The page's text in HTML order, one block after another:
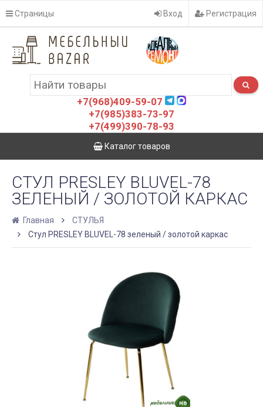
Страницы Вход Регистрация
+7(968)409-59-07
+7(985)383-73-97
+7(499)390-78-93
Каталог товаров
СТУЛ PRESLEY BLUVEL-78
ЗЕЛЕНЫЙ / ЗОЛОТОЙ КАРКАС
Главная
СТУЛЬЯ
Стул PRESLEY BLUVEL-78 зеленый / золотой каркас